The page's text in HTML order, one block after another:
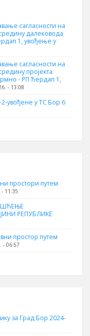
сагласности на
далековода
1, увођење у
сагласности на
пројекта
- РП Ђердап 1,
- 13:08
2-увођене у ТС Бор 6
простори путем
11:35
РЕПУБЛИКЕ
простор путем
- 06:57
за Град Бор 2024-